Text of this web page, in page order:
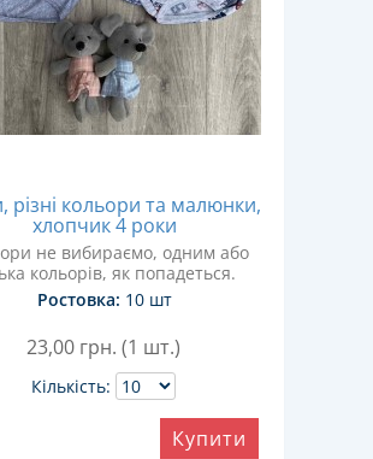
різні кольори та малюнки,
хлопчик 4 роки
не вибираємо, одним або
кольорів, як попадеться.
Ростовка: 10 шт
23,00 грн. (1 шт.)
Кількість:
Купити